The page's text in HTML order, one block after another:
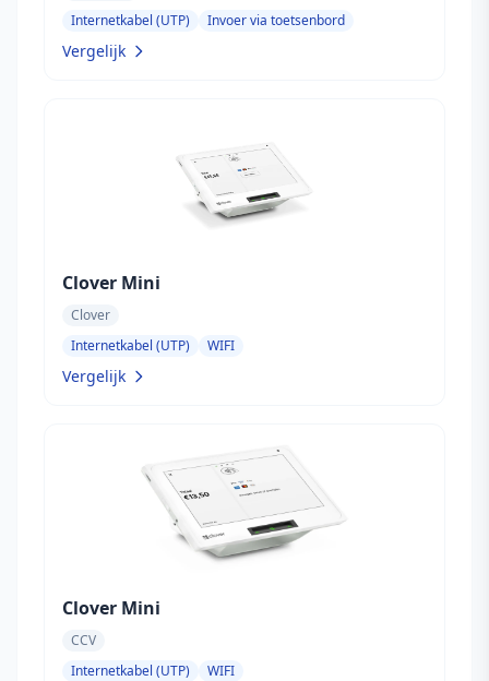
Internetkabel (UTP)
Invoer via toetsenbord
Vergelijk
Clover Mini
Clover
Internetkabel (UTP)
WIFI
Vergelijk
Clover Mini
CCV
Internetkabel (UTP)
WIFI